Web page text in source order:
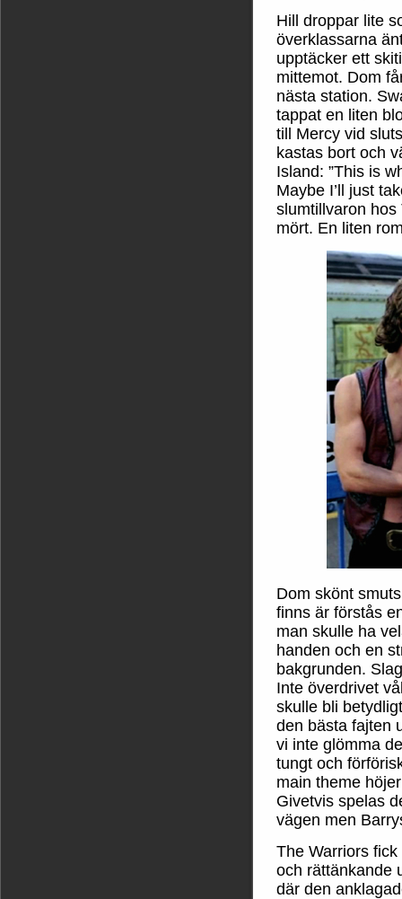
Hill droppar lite
överklassarna
upptäcker ett
mittemot. Dom
nästa station.
tappat en liten
till Mercy vid
kastas bort och
Island: ”This is
Maybe I’ll just
slumtillvaron
mört. En liten
Dom skönt
finns är förstås
man skulle ha
handen och en
bakgrunden.
Inte överdrivet
skulle bli
den bästa fajten
vi inte glömma
tungt och
main theme
Givetvis spelas
vägen men
The Warriors
och rättänkande
där den